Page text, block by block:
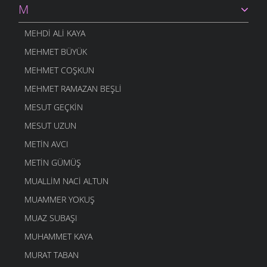
28 EYLÜL 2010
YAVRUM
28 EYLÜL 2010
HASTALIKLARDAN KORKMAM
25 EYLÜL 2010
BABACIĞIM
25 EYLÜL 2010
DÜNYA ÇOCUK GÜNÜ
24 EYLÜL 2010
ÇOCUK
24 EYLÜL 2010
SONBAHAR OYUNLARI
21 EYLÜL 2010
YEŞILAY
M
MEHDI ALI KAYA
MEHMET BÜYÜK
MEHMET COŞKUN
MEHMET RAMAZAN BEŞLI
MESUT GEÇKIN
MESUT UZUN
METIN AVCI
METIN GÜMÜŞ
MUALLIM NACI ALTUN
MUAMMER YOKUŞ
MUAZ SUBAŞI
MUHAMMET KAYA
MURAT TABAN